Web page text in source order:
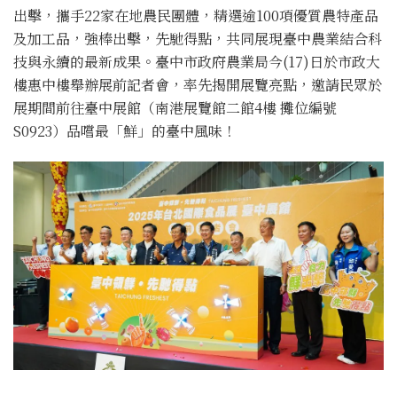
出擊，攜手22家在地農民團體，精選逾100項優質農特產品
及加工品，強棒出擊，先馳得點，共同展現臺中農業結合科
技與永續的最新成果。臺中市政府農業局今(17)日於市政大
樓惠中樓舉辦展前記者會，率先揭開展覽亮點，邀請民眾於
展期間前往臺中展館（南港展覽館二館4樓 攤位編號
S0923）品嚐最「鮮」的臺中風味！